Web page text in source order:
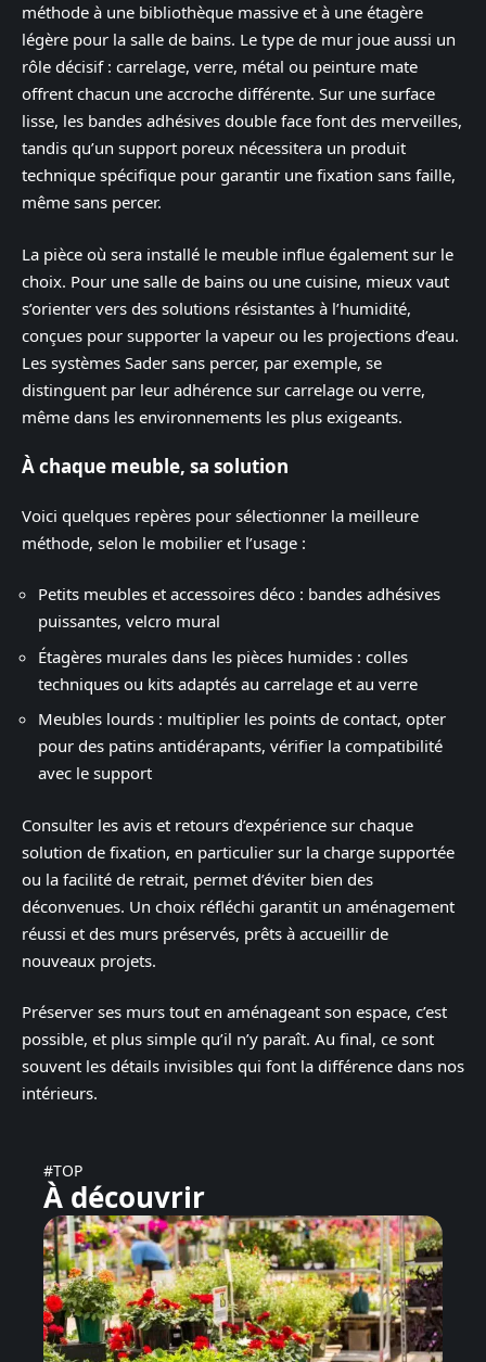
méthode à une bibliothèque massive et à une étagère
légère pour la salle de bains. Le type de mur joue aussi un
rôle décisif : carrelage, verre, métal ou peinture mate
offrent chacun une accroche différente. Sur une surface
lisse, les bandes adhésives double face font des merveilles,
tandis qu’un support poreux nécessitera un produit
technique spécifique pour garantir une fixation sans faille,
même sans percer.
La pièce où sera installé le meuble influe également sur le
choix. Pour une salle de bains ou une cuisine, mieux vaut
s’orienter vers des solutions résistantes à l’humidité,
conçues pour supporter la vapeur ou les projections d’eau.
Les systèmes Sader sans percer, par exemple, se
distinguent par leur adhérence sur carrelage ou verre,
même dans les environnements les plus exigeants.
À chaque meuble, sa solution
Voici quelques repères pour sélectionner la meilleure
méthode, selon le mobilier et l’usage :
Petits meubles et accessoires déco : bandes adhésives
puissantes, velcro mural
Étagères murales dans les pièces humides : colles
techniques ou kits adaptés au carrelage et au verre
Meubles lourds : multiplier les points de contact, opter
pour des patins antidérapants, vérifier la compatibilité
avec le support
Consulter les avis et retours d’expérience sur chaque
solution de fixation, en particulier sur la charge supportée
ou la facilité de retrait, permet d’éviter bien des
déconvenues. Un choix réfléchi garantit un aménagement
réussi et des murs préservés, prêts à accueillir de
nouveaux projets.
Préserver ses murs tout en aménageant son espace, c’est
possible, et plus simple qu’il n’y paraît. Au final, ce sont
souvent les détails invisibles qui font la différence dans nos
intérieurs.
#TOP
À découvrir